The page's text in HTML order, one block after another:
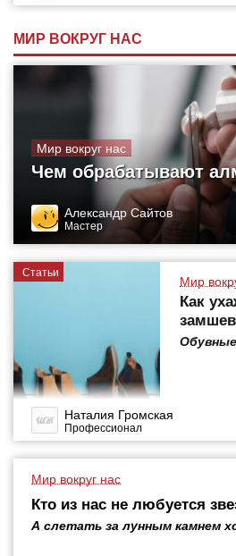
МИР ВОКРУГ НАС
Мир вокруг нас
Чем обрабатывают
Александр Сайтов
Мастер
Статьи
Мир
Как
Наталия Громская
Профессионал
Мир вокруг нас
Кто из нас не любуется
А слетать за лунным камнем